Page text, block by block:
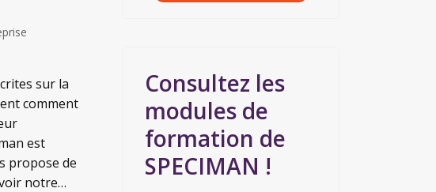
sur la
comment
est
propose de
notre…
Consultez les
modules de
formation de
SPECIMAN !